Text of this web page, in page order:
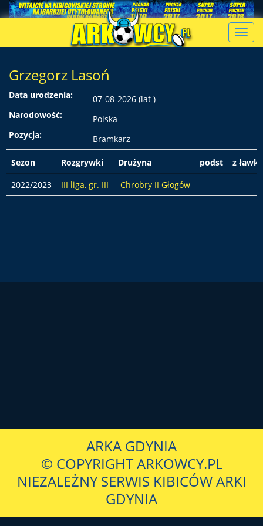
Grzegorz Lasoń
Data urodzenia:
07-08-2026 (lat )
Narodowość:
Polska
Pozycja:
Bramkarz
Sezon Rozgrywki Drużyna podst
z ławki
2022/2023
III liga, gr. III Chrobry II Głogów
ARKA GDYNIA
© COPYRIGHT ARKOWCY.PL
NIEZALEŻNY SERWIS KIBICÓW ARKI
GDYNIA